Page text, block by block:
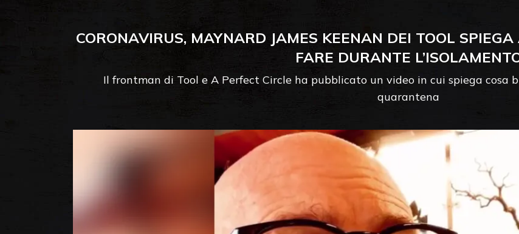
CORONAVIRUS, MAYNARD JAMES KEENAN DEI TOOL
FARE DURANTE
Il frontman di Tool e A Perfect Circle ha pubblicato un video in cui spiega cosa
quarantena